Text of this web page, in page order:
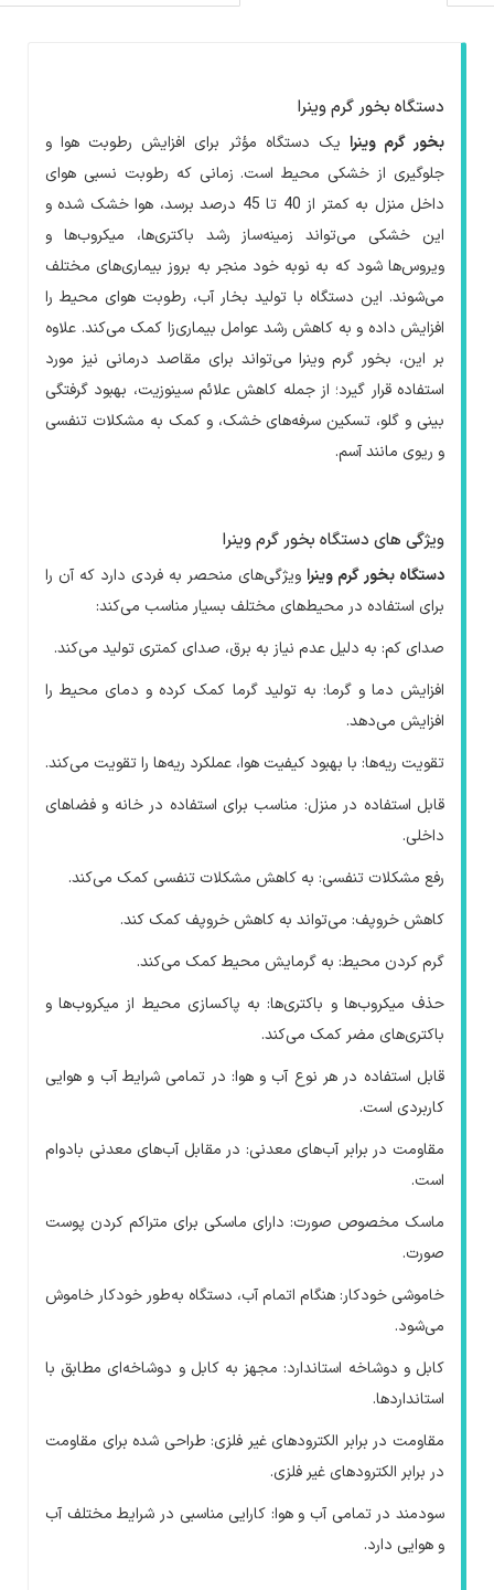
دستگاه بخور گرم وینرا
بخور گرم وینرا یک دستگاه مؤثر برای افزایش رطوبت هوا و
جلوگیری از خشکی محیط است. زمانی که رطوبت نسبی هوای
داخل منزل به کمتر از 40 تا 45 درصد برسد، هوا خشک شده و
این خشکی می‌تواند زمینه‌ساز رشد باکتری‌ها، میکروب‌ها و
ویروس‌ها شود که به نوبه خود منجر به بروز بیماری‌های مختلف
می‌شوند. این دستگاه با تولید بخار آب، رطوبت هوای محیط را
افزایش داده و به کاهش رشد عوامل بیماری‌زا کمک می‌کند. علاوه
بر این، بخور گرم وینرا می‌تواند برای مقاصد درمانی نیز مورد
استفاده قرار گیرد؛ از جمله کاهش علائم سینوزیت، بهبود گرفتگی
بینی و گلو، تسکین سرفه‌های خشک، و کمک به مشکلات تنفسی
و ریوی مانند آسم.
ویژگی های دستگاه بخور گرم وینرا
دستگاه بخور گرم وینرا ویژگی‌های منحصر به فردی دارد که آن را
برای استفاده در محیط‌های مختلف بسیار مناسب می‌کند:
صدای کم: به دلیل عدم نیاز به برق، صدای کمتری تولید می‌کند.
افزایش دما و گرما: به تولید گرما کمک کرده و دمای محیط را
افزایش می‌دهد.
تقویت ریه‌ها: با بهبود کیفیت هوا، عملکرد ریه‌ها را تقویت می‌کند.
قابل استفاده در منزل: مناسب برای استفاده در خانه و فضاهای
داخلی.
رفع مشکلات تنفسی: به کاهش مشکلات تنفسی کمک می‌کند.
کاهش خروپف: می‌تواند به کاهش خروپف کمک کند.
گرم کردن محیط: به گرمایش محیط کمک می‌کند.
حذف میکروب‌ها و باکتری‌ها: به پاکسازی محیط از میکروب‌ها و
باکتری‌های مضر کمک می‌کند.
قابل استفاده در هر نوع آب و هوا: در تمامی شرایط آب و هوایی
کاربردی است.
مقاومت در برابر آب‌های معدنی: در مقابل آب‌های معدنی بادوام
است.
ماسک مخصوص صورت: دارای ماسکی برای متراکم کردن پوست
صورت.
خاموشی خودکار: هنگام اتمام آب، دستگاه به‌طور خودکار خاموش
می‌شود.
کابل و دوشاخه استاندارد: مجهز به کابل و دوشاخه‌ای مطابق با
استانداردها.
مقاومت در برابر الکترودهای غیر فلزی: طراحی شده برای مقاومت
در برابر الکترودهای غیر فلزی.
سودمند در تمامی آب و هوا: کارایی مناسبی در شرایط مختلف آب
و هوایی دارد.